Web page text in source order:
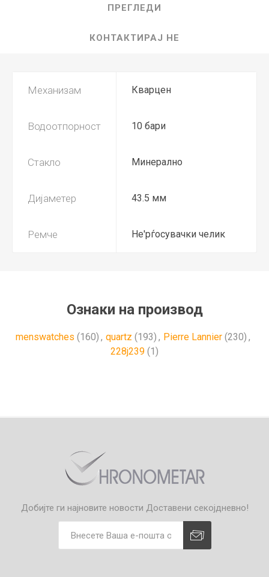
ПРЕГЛЕДИ
КОНТАКТИРАЈ НЕ
Механизам Кварцен
Водоотпорност 10 бари
Стакло Минерално
Дијаметер 43.5 мм
Ремче Не'рѓосувачки челик
Ознаки на производ
menswatches (160) , quartz (193) , Pierre Lannier (230) ,
228j239 (1)
Добијте ги најновите новости Доставени секојдневно!